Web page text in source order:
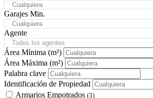
Cualquiera
Garajes Min.
Cualquiera
Agente
Todos los agentes
Área Mínima (m²)
Área Máxima (m²)
Palabra clave
Identificación de Propiedad
Armarios Empotrados (3)